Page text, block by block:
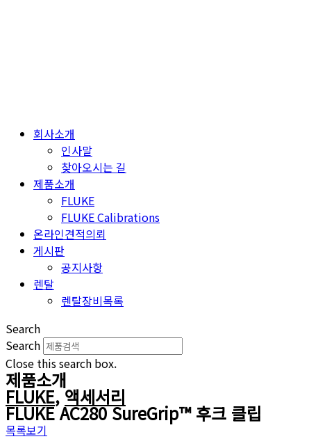
회사소개
인사말
찾아오시는 길
제품소개
FLUKE
FLUKE Calibrations
온라인견적의뢰
게시판
공지사항
렌탈
렌탈장비목록
Search
Search
Close this search box.
제품소개
FLUKE,액세서리
FLUKE AC280 SureGrip™ 후크 클립
목록보기